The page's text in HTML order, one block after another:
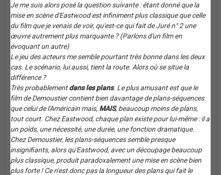
Je me suis alors posé la question suivante : étant donné que la
mise en scène d'Eastwood est infiniment plus classique que celle
du film que je venais de voir, qu'est-ce qui fait de Juré n° 2 une
œuvre autrement plus marquante ? (Parlons d'un film en
évoquant un autre)
Le jeu des acteurs me semble pourtant très bonne dans les deux
cas. Le scénario, lui aussi, tient la route. Alors où se situe la
différence ?
Très probablementdans les plans. Le plus amusant est que le
film de Demoustier contient bien davantage de plans-séquences
que celui de l'Américain mais, MAIS, beaucoup moins de plans,
tout court. Chez Eastwood, chaque plan existe pour lui-même : il a
un poids, une nécessité, une durée, une fonction dramatique.
Chez Demoustier, les plans-séquences semble presque
insignifiants, alors qu'Eastwood, avec un découpage beaucoup
plus classique, produit paradoxalement une mise en scène bien
plus forte ! Ce n'est donc pas la longueur des plans qui fait le